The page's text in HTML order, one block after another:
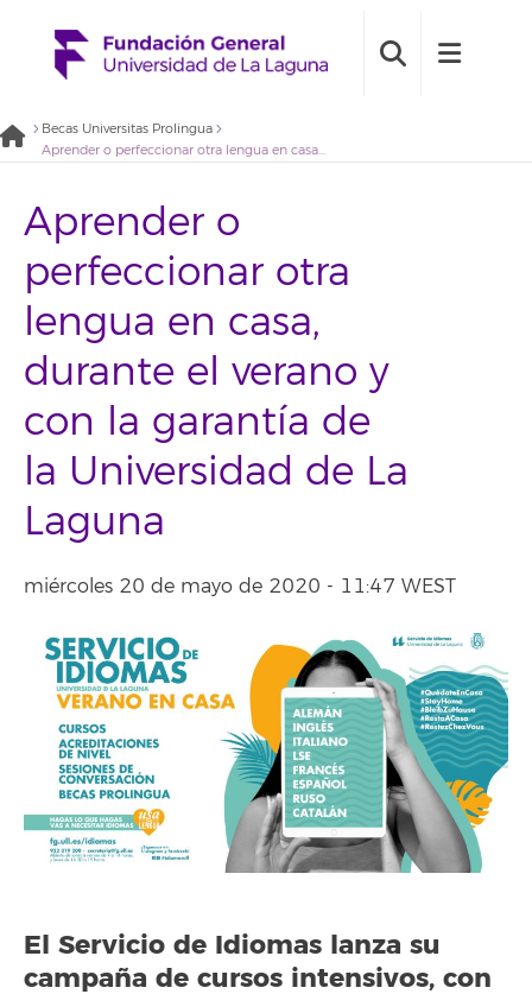
Becas Universitas Prolingua
Aprender o perfeccionar otra lengua en casa, durante el verano y con la garantía de la Universidad de La Laguna
Aprender o
perfeccionar otra
lengua en casa,
durante el verano y
con la garantía de
la Universidad de La
Laguna
miércoles 20 de mayo de 2020 - 11:47 WEST
El Servicio de Idiomas lanza su
campaña de cursos intensivos, con